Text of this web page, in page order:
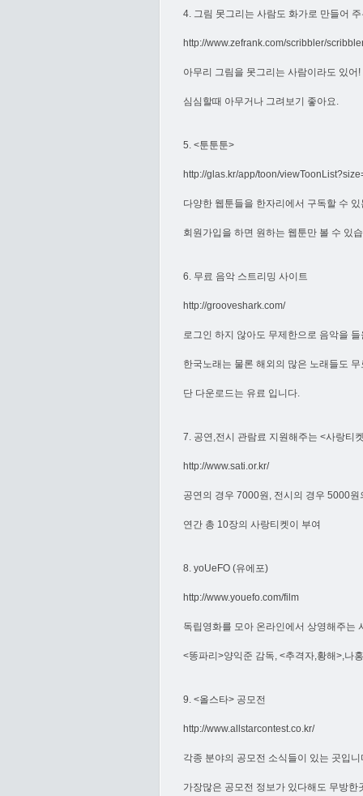
4. 그림 못그리는 사람도 화가로 만들어
http://www.zefrank.com/scribbler/
아무리 그림을 못그리는 사람이라도 있
심심할때 아무거나 그려보기 좋아요.
5. <툰툰툰>
http://glas.kr/app/toon/
다양한 웹툰들을 한자리에서 구독할 수
회원가입을 하면 원하는 웹툰만 볼 수
6. 무료 음악 스트리밍 사이트
http://grooveshark.com/
로그인 하지 않아도 무제한으로 음악을
한국노래는 물론 해외의 많은 노래들도
단 다운로드는 유료 입니다.
7. 공연,전시 관람료 지원해주는 <사랑티
http://www.sati.or.kr/
공연의 경우 7000원, 전시의 경우 5000
연간 총 10장의 사랑티켓이 부여
8. yoUeFO (유에포)
http://www.youefo.com/film
독립영화를 모아 온라인에서 상영해주는
<똥파리>양익준 감독, <추격자,황해>,나
9. <올스타> 공모전
http://www.allstarcontest.co.kr/
각종 분야의 공모전 소식들이 있는 곳입니
가장많은 공모전 정보가 있다해도 무방